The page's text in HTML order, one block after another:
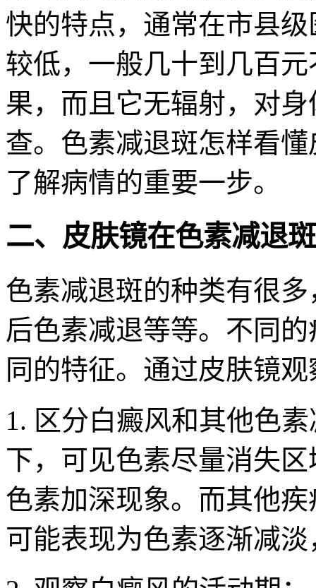
快的特点，通常在市县
较低，一般几十到几百
果，而且它无辐射，对
查。色素减退斑怎样看
了解病情的重要一步。
二、皮肤镜在色素减退
色素减退斑的种类有很
后色素减退等等。不同
同的特征。通过皮肤镜
1. 区分白癜风和其他色
下，可见色素尽量消失
色素加深现象。而其他
可能表现为色素逐渐减